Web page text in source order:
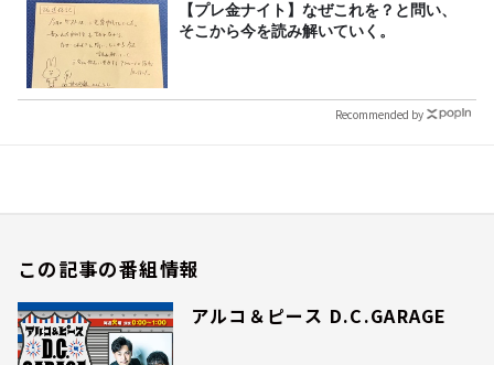
【プレ金ナイト】なぜこれを？と問い、
そこから今を読み解いていく。
Recommended by
この記事の番組情報
アルコ＆ピース D.C.GARAGE